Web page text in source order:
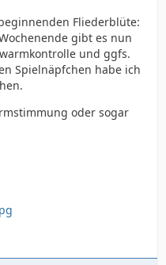
Fliederblüte:
gibt es nun
und ggfs.
Spielnäpfchen habe ich
oder sogar